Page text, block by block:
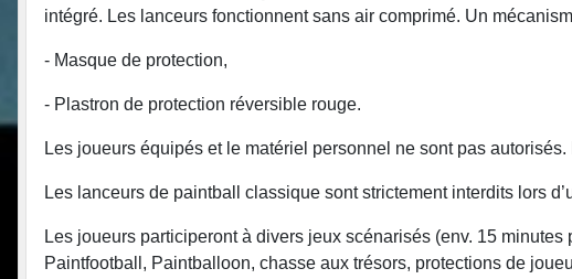
intégré. Les lanceurs fonctionnent sans air comprimé. Un
- Masque de protection,
- Plastron de protection réversible rouge.
Les joueurs équipés et le matériel personnel ne sont pas
Les lanceurs de paintball classique sont strictement interdits lors
Les joueurs participeront à divers jeux scénarisés (env. 15
Paintfootball, Paintballoon, chasse aux trésors, protections de